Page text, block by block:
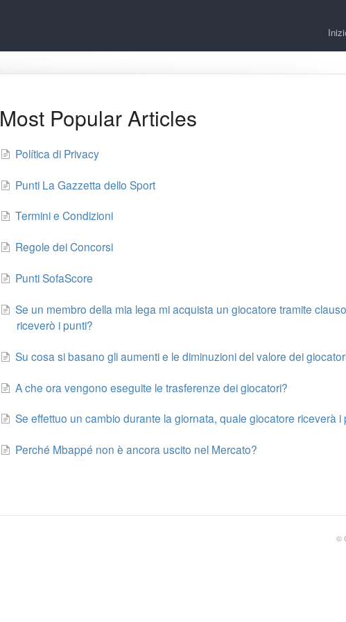
Most Popular Articles
Política di Privacy
Punti La Gazzetta dello Sport
Termini e Condizioni
Regole dei Concorsi
Punti SofaScore
Se un membro della mia lega mi acquista un giocatore tramite
riceverò i punti?
Su cosa si basano gli aumenti e le diminuzioni del valore dei
A che ora vengono eseguite le trasferenze dei giocatori?
Se effettuo un cambio durante la giornata, quale giocatore riceverà i
Perché Mbappé non è ancora uscito nel Mercato?
©